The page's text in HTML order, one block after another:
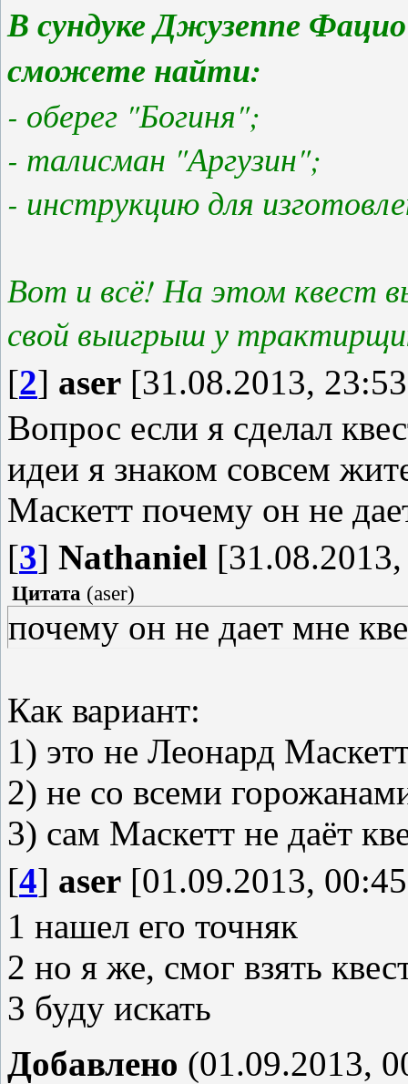
В сундуке Джузеппе
сможете найти:
- оберег "Богиня";
- талисман "Аргузин";
- инструкцию для
Вот и всё! На этом квест
свой выигрыш у
[2] aser [31.08.2013,
Вопрос если я сделал
идеи я знаком совсем
Маскетт почему он не
[3] Nathaniel
Цитата (aser)
почему он не дает мне
Как вариант:
1) это не Леонард
2) не со всеми
3) сам Маскетт не даёт
[4] aser [01.09.2013,
1 нашел его точняк
2 но я же, смог взять
3 буду искать
Добавлено (01.09.2013,